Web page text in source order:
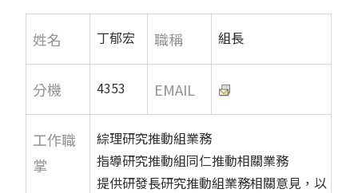
姓名 丁郁宏 職稱 組長
分機 4353 EMAIL
工作職
掌
綜理研究推動組業務
指導研究推動組同仁推動相關業務
提供研發長研究推動組業務相關意見，以